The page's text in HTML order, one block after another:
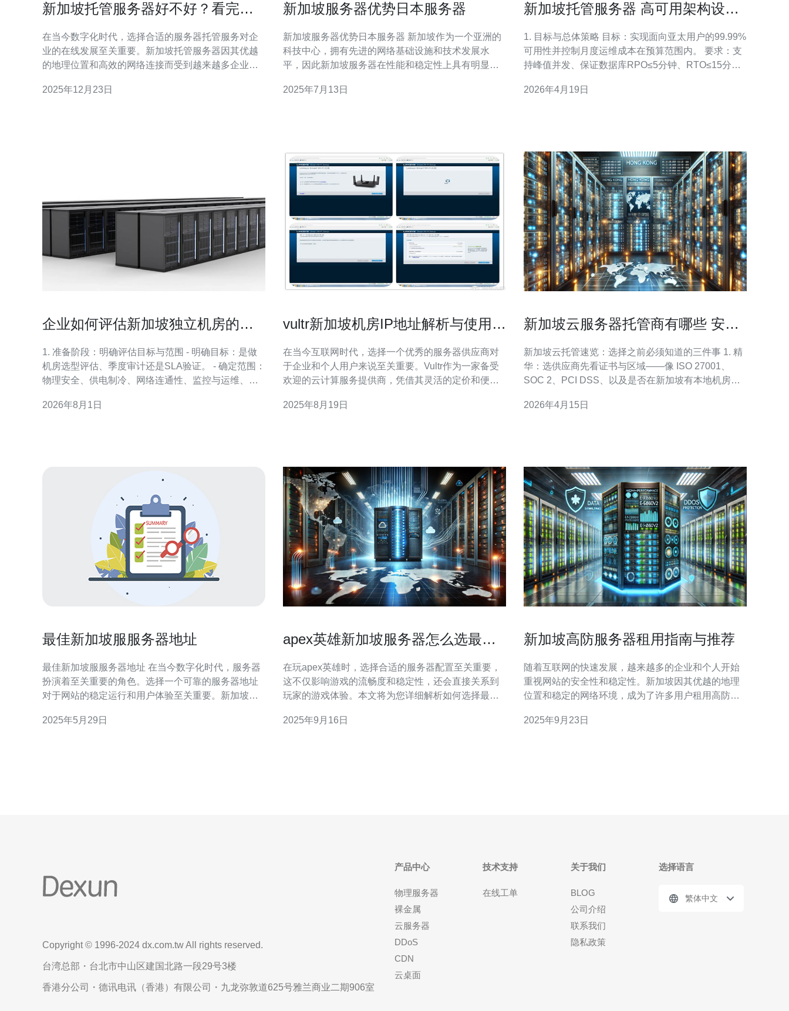
新加坡托管服务器好不好？看完你
在当今数字化时代，选择合适的服务器托管服务对企
业的在线发展至关重要。新加坡托管服务器因其优越
的地理位置和高效的网络连接而受到越来越多企业的
势，帮助您判断这种服务是否适合您的需求。 首先，
2025年12月23日
新加坡服务器优势日本服务器
新加坡服务器优势日本服务器 新加坡作为一个亚洲的
科技中心，拥有先进的网络基础设施和技术发展水
平，因此新加坡服务器在性能和稳定性上具有明显优
速稳定连接的应用程序和网站。 日本作为一个科技发
2025年7月13日
新加坡托管服务器 高可用架构设计
1. 目标与总体策略 目标：实现面向亚太用户的99.99%
可用性并控制月度运维成本在预算范围内。 要求：支
持峰值并发、保证数据库RPO≤5分钟、RTO≤15分
CDN与DDoS防护等要素。 原则：优先使用冗余设
2026年4月19日
企业如何评估新加坡独立机房的安
1. 准备阶段：明确评估目标与范围 - 明确目标：是做
机房选型评估、季度审计还是SLA验证。 - 确定范围：
物理安全、供电制冷、网络连通性、监控与运维、合
性%、MTTR/MTBF、PUE、UPS/发电机运行时间、
2026年8月1日
vultr新加坡机房IP地址解析与使用指
在当今互联网时代，选择一个优秀的服务器供应商对
于企业和个人用户来说至关重要。Vultr作为一家备受
欢迎的云计算服务提供商，凭借其灵活的定价和便捷
加坡的机房，以其最佳的网络性能、最低的延迟和极
2025年8月19日
新加坡云服务器托管商有哪些 安全
新加坡云托管速览：选择之前必须知道的三件事 1. 精
华：选供应商先看证书与区域——像 ISO 27001、
SOC 2、PCI DSS、以及是否在新加坡有本地机房。
包含加密、密钥管理与法律审查。 3. 精华：合规是动
2026年4月15日
最佳新加坡服服务器地址
最佳新加坡服服务器地址 在当今数字化时代，服务器
扮演着至关重要的角色。选择一个可靠的服务器地址
对于网站的稳定运行和用户体验至关重要。新加坡作
地址，为用户提供高速稳定的网络连接。 以下列出了
2025年5月29日
apex英雄新加坡服务器怎么选最适
在玩apex英雄时，选择合适的服务器配置至关重要，
这不仅影响游戏的流畅度和稳定性，还会直接关系到
玩家的游戏体验。本文将为您详细解析如何选择最适
得最佳的表现。 如何判断我的网络条件适合哪个服务
2025年9月16日
新加坡高防服务器租用指南与推荐
随着互联网的快速发展，越来越多的企业和个人开始
重视网站的安全性和稳定性。新加坡因其优越的地理
位置和稳定的网络环境，成为了许多用户租用高防服
防服务器租用指南与推荐，帮助您做出明智的选择。
2025年9月23日
Copyright © 1996-2024 dx.com.tw All rights reserved.
台湾总部・台北市中山区建国北路一段29号3楼
香港分公司・德讯电讯（香港）有限公司・九龙弥敦道625号雅兰商业二期906室
产品中心
物理服务器
裸金属
云服务器
DDoS
CDN
云桌面
技术支持
在线工单
关于我们
BLOG
公司介绍
联系我们
隐私政策
选择语言
繁体中文